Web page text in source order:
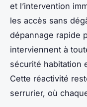
et l’intervention
les accès sans
dépannage rapide
interviennent à
sécurité habitation
Cette réactivité
serrurier, où